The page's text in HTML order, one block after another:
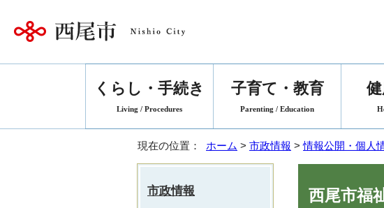
くらし・手続き
Living / Procedures
子育て・教育
Parenting / Education
現在の位置： ホーム > 市政情報 >情報公開・個人
西尾市福
市政情報